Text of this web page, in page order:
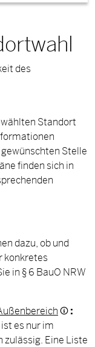
des
Standort
Stelle
finden sich in
dazu, ob und
konkretes
in § 6 BauO NRW
:
es nur im
zulässig. Eine Liste